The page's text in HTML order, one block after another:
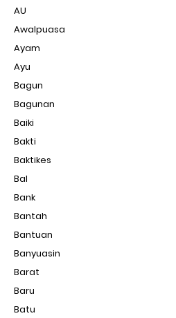
AU
Awalpuasa
Ayam
Ayu
Bagun
Bagunan
Baiki
Bakti
Baktikes
Bal
Bank
Bantah
Bantuan
Banyuasin
Barat
Baru
Batu